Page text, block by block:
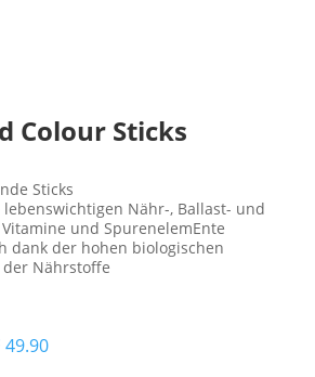
Colour Sticks
Sticks
lebenswichtigen Nähr-, Ballast- und
und SpurenelemEnte
dank der hohen biologischen
Nährstoffe
49.90